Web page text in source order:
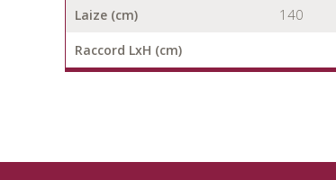
Laize (cm) 140
Raccord LxH (cm)